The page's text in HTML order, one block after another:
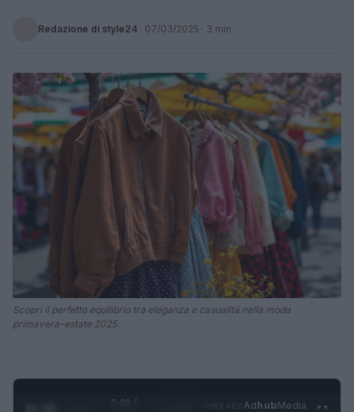
Redazione di style24 · 07/03/2025 · 3 min
Scopri il perfetto equilibrio tra eleganza e casualità nella moda
primavera-estate 2025.
0:29 /
AdhubMedia